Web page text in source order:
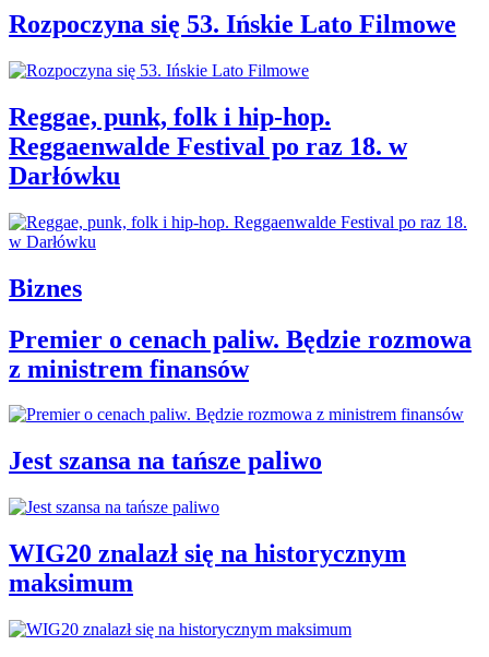
Rozpoczyna się 53. Ińskie Lato Filmowe
Reggae, punk, folk i hip-hop.
Reggaenwalde Festival po raz 18. w
Darłówku
Biznes
Premier o cenach paliw. Będzie rozmowa
z ministrem finansów
Jest szansa na tańsze paliwo
WIG20 znalazł się na historycznym
maksimum